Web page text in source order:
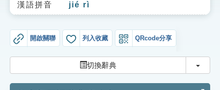
生字詞彙表
成語故事
索引選單
漢語拼音 jié rì
開啟關聯 列入收藏 QRcode分享
切換辭典 切換